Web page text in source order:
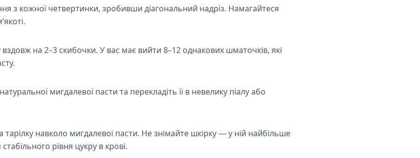
з кожної четвертинки, зробивши діагональний надріз. Намагайтеся
на 2–3 скибочки. У вас має вийти 8–12 однакових шматочків, які
мигдалевої пасти та перекладіть її в невелику піалу або
тарілку навколо мигдалевої пасти. Не знімайте шкірку — у ній найбільше
рівня цукру в крові.